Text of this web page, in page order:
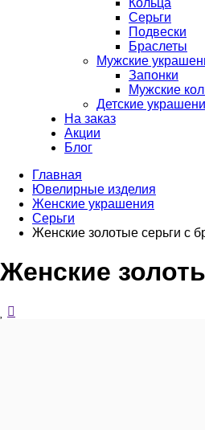
Кольца
Серьги
Подвески
Браслеты
Мужские
Запонки
Мужские
Детские
На заказ
Акции
Блог
Главная
Ювелирные изделия
Женские украшения
Серьги
Женские золотые серьги с
Женские